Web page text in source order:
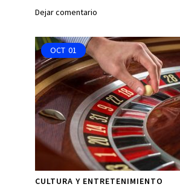
Dejar comentario
OCT 01
CULTURA Y ENTRETENIMIENTO